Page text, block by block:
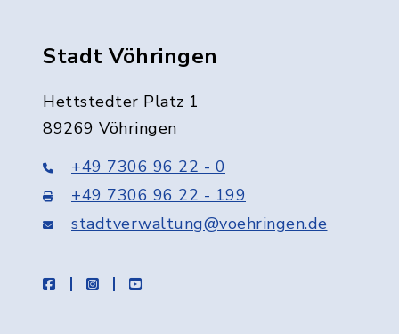
Stadt Vöhringen
Hettstedter Platz 1
89269 Vöhringen
+49 7306 96 22 - 0
+49 7306 96 22 - 199
stadtverwaltung@voehringen.de
facebookinstagramyoutube